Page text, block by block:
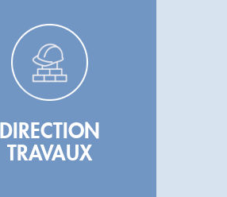
DIRECTION
TRAVAUX